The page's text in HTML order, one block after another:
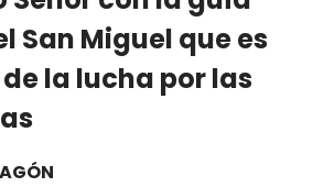
San Miguel que es
la lucha por las